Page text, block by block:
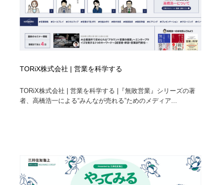
TORiX株式会社 | 営業を科学する
TORiX株式会社 | 営業を科学する |『無敗営業』シリーズの著
者、高橋浩一による“みんなが売れる”ためのメディア...